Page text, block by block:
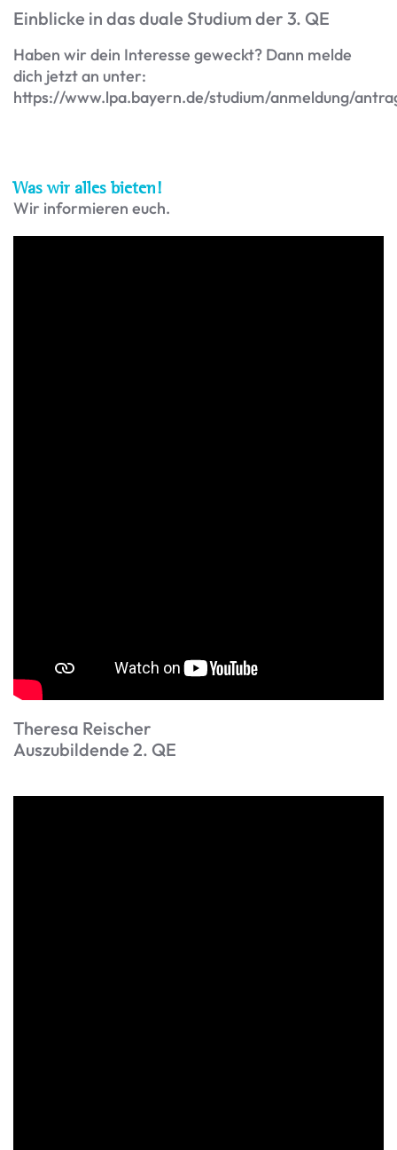
Einblicke in das duale Studium der 3. QE
Haben wir dein Interesse geweckt? Dann melde
dich jetzt an unter:
https://www.lpa.bayern.de/studium/anmeldung/
Was wir alles bieten!
Wir informieren euch.
Theresa Reischer
Auszubildende 2. QE